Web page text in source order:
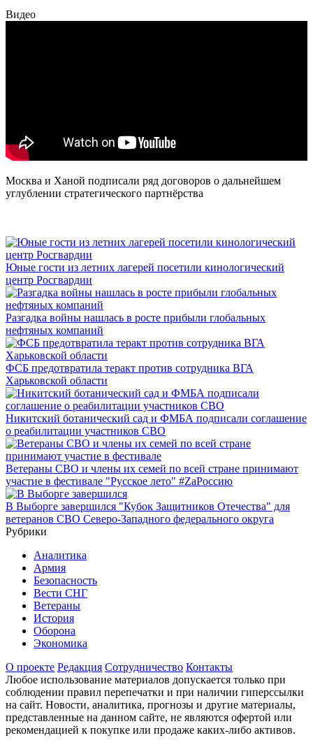
Видео
Москва и Ханой подписали ряд договоров о дальнейшем
углублении стратегического партнёрства
Юные гости из летних лагерей посетили кинологический
центр Росгвардии
Разгадка войны нашлась в росте прибыли глобальных
нефтяных компаний
ФСБ предотвратила теракт против сотрудника ВГА
Харьковской области
Никитский ботанический сад и ФМБА подписали соглашение
о реабилитации участников СВО
Ветераны СВО и члены их семей по всей стране принимают
участие в фестивале "Русское лето" #ZaРоссию
В Выборге завершился "Кубок Защитников Отечества" для
ветеранов СВО Северо-Западного федерального округа
Рубрики
Аналитика
Армия
Безопасность
Вести СНГ
Ветераны
История
Оборона
Экономика
О проекте Редакция Сотрудничество Контакты
Любое использование материалов допускается только при
соблюдении правил перепечатки и при наличии гиперссылки
на сайт. Новости, аналитика, прогнозы и другие материалы,
представленные на данном сайте, не являются офертой или
рекомендацией к покупке или продаже каких-либо активов.